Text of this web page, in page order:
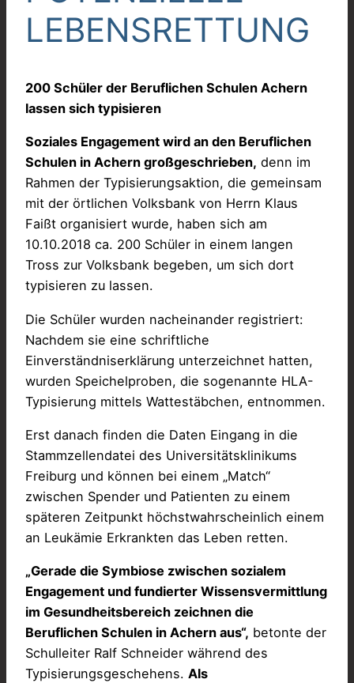
LEBENSRETTUNG
200 Schüler der Beruflichen Schulen Achern
lassen sich typisieren
Soziales Engagement wird an den Beruflichen
Schulen in Achern großgeschrieben, denn im
Rahmen der Typisierungsaktion, die gemeinsam
mit der örtlichen Volksbank von Herrn Klaus
Faißt organisiert wurde, haben sich am
10.10.2018 ca. 200 Schüler in einem langen
Tross zur Volksbank begeben, um sich dort
typisieren zu lassen.
Die Schüler wurden nacheinander registriert:
Nachdem sie eine schriftliche
Einverständniserklärung unterzeichnet hatten,
wurden Speichelproben, die sogenannte HLA-
Typisierung mittels Wattestäbchen, entnommen.
Erst danach finden die Daten Eingang in die
Stammzellendatei des Universitätsklinikums
Freiburg und können bei einem „Match“
zwischen Spender und Patienten zu einem
späteren Zeitpunkt höchstwahrscheinlich einem
an Leukämie Erkrankten das Leben retten.
„Gerade die Symbiose zwischen sozialem
Engagement und fundierter Wissensvermittlung
im Gesundheitsbereich zeichnen die
Beruflichen Schulen in Achern aus“, betonte der
Schulleiter Ralf Schneider während des
Typisierungsgeschehens. Als